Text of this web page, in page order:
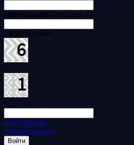
Персональный пин код:
Введите ответ
+
Регистрация
Забыли пароль?